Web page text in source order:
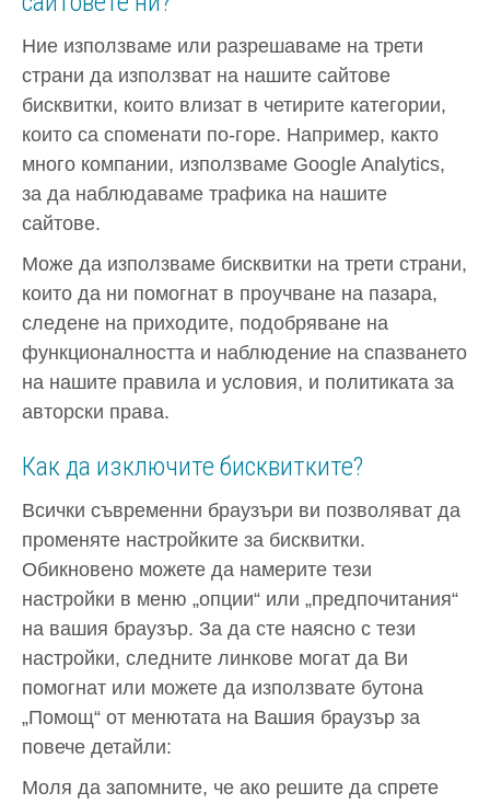
Ние използваме или разрешаваме на трети
страни да използват на нашите сайтове
бисквитки, които влизат в четирите категории,
които са споменати по-горе. Например, както
много компании, използваме Google Analytics,
за да наблюдаваме трафика на нашите
сайтове.
Може да използваме бисквитки на трети страни,
които да ни помогнат в проучване на пазара,
следене на приходите, подобряване на
функционалността и наблюдение на спазването
на нашите правила и условия, и политиката за
авторски права.
Как да изключите бисквитките?
Всички съвременни браузъри ви позволяват да
променяте настройките за бисквитки.
Обикновено можете да намерите тези
настройки в меню „опции“ или „предпочитания“
на вашия браузър. За да сте наясно с тези
настройки, следните линкове могат да Ви
помогнат или можете да използвате бутона
„Помощ“ от менютата на Вашия браузър за
повече детайли:
Моля да запомните, че ако решите да спрете